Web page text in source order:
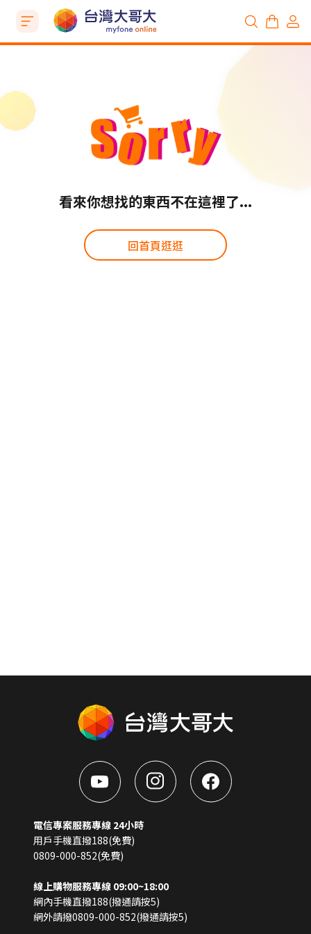
看來你想找的東西不在這裡了...
回首頁逛逛
電信專案服務專線 24小時
用戶手機直撥188(免費)
0809-000-852(免費)
線上購物服務專線 09:00~18:00
網內手機直撥188(撥通請按5)
網外請撥0809-000-852(撥通請按5)